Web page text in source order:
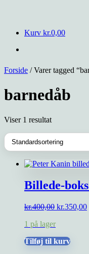
Kurv kr.0,00
Forside / Varer tagged
barnedåb
Viser 1 resultat
Billede-
kr.400,00 Den
kr.400,00.
kr.350,00
1 på lager
Tilføj til kurv